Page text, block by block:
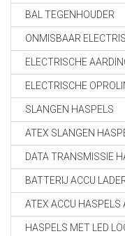
BAL TEGENHOUDER
ONMISBAAR
ELECTRISCHE
ELECTRISCHE
SLANGEN HASPELS
ATEX SLANGEN
DATA TRANSMISSIE
BATTERIJ ACCU
ATEX ACCU HASPELS
HASPELS MET LED